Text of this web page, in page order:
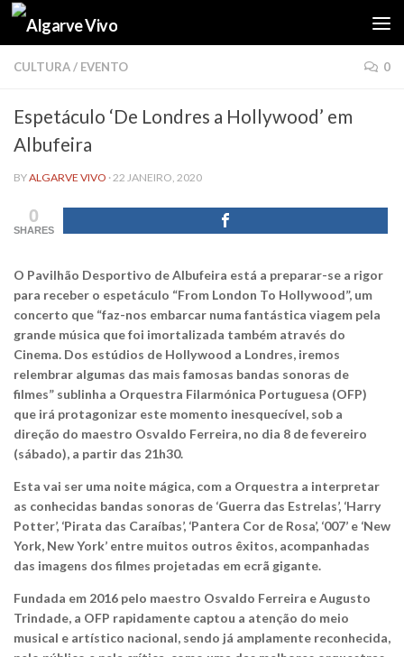
Skip to content
CULTURA/ EVENTO 0
Espetáculo ‘De Londres a Hollywood’ em
Albufeira
BYALGARVE VIVO ·22 JANEIRO, 2020
0
SHARES
O Pavilhão Desportivo de Albufeira está a preparar-se a rigor
para receber o espetáculo “From London To Hollywood”, um
concerto que “faz-nos embarcar numa fantástica viagem pela
grande música que foi imortalizada também através do
Cinema. Dos estúdios de Hollywood a Londres, iremos
relembrar algumas das mais famosas bandas sonoras de
filmes” sublinha a Orquestra Filarmónica Portuguesa (OFP)
que irá protagonizar este momento inesquecível, sob a
direção do maestro Osvaldo Ferreira, no dia 8 de fevereiro
(sábado), a partir das 21h30.
Esta vai ser uma noite mágica, com a Orquestra a interpretar
as conhecidas bandas sonoras de ‘Guerra das Estrelas’, ‘Harry
Potter’, ‘Pirata das Caraíbas’, ‘Pantera Cor de Rosa’, ‘007’ e ‘New
York, New York’ entre muitos outros êxitos, acompanhadas
das imagens dos filmes projetadas em ecrã gigante.
Fundada em 2016 pelo maestro Osvaldo Ferreira e Augusto
Trindade, a OFP rapidamente captou a atenção do meio
musical e artístico nacional, sendo já amplamente reconhecida,